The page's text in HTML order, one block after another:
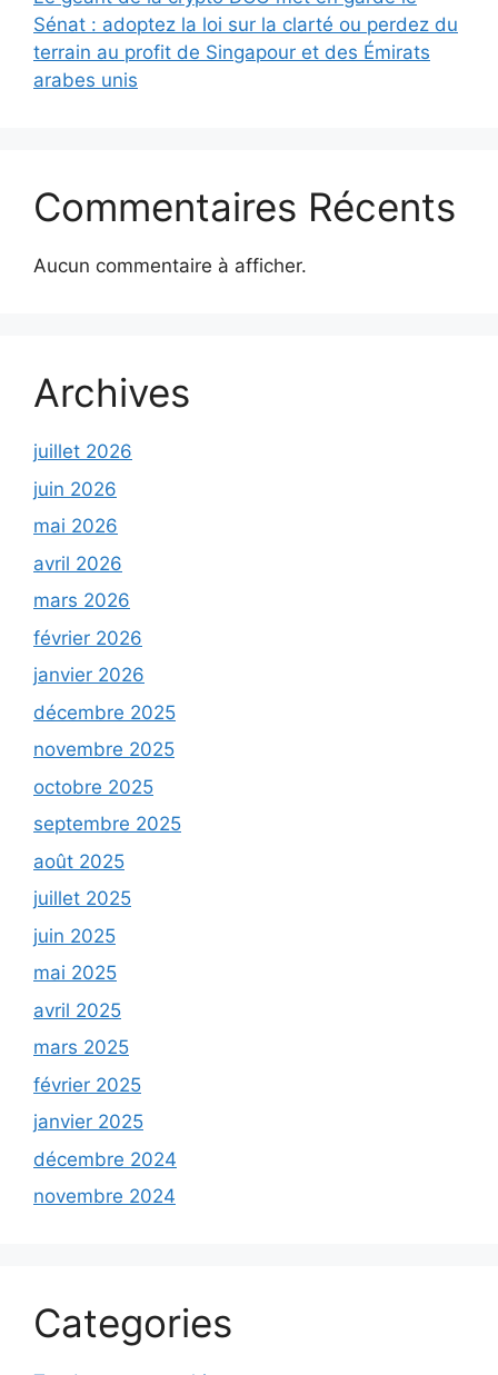
Sénat : adoptez la loi sur la clarté ou perdez du
terrain au profit de Singapour et des Émirats
arabes unis
Commentaires Récents
Aucun commentaire à afficher.
Archives
juillet 2026
juin 2026
mai 2026
avril 2026
mars 2026
février 2026
janvier 2026
décembre 2025
novembre 2025
octobre 2025
septembre 2025
août 2025
juillet 2025
juin 2025
mai 2025
avril 2025
mars 2025
février 2025
janvier 2025
décembre 2024
novembre 2024
Categories